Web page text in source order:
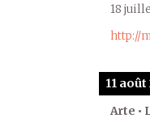
18
http://
11 août
Arte •